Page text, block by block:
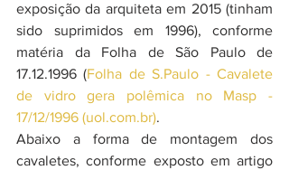
exposição da arquiteta em 2015 (tinham
sido suprimidos em 1996), conforme
matéria da Folha de São Paulo de
17.12.1996 (Folha de S.Paulo - Cavalete
de vidro gera polêmica no Masp -
17/12/1996 (uol.com.br).
Abaixo a forma de montagem dos
cavaletes, conforme exposto em artigo